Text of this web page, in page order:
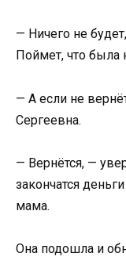
— Ничего не
Поймет, что была
— А если не
Сергеевна.
— Вернётся, —
закончатся
мама.
Она подошла и